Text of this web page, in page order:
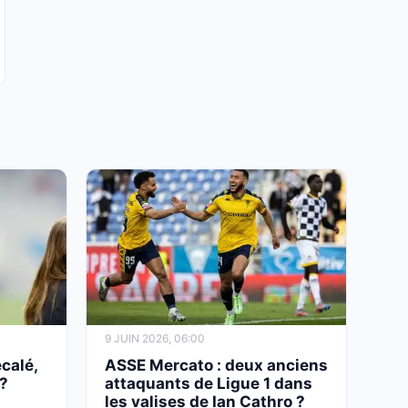
9 JUIN 2026, 06:00
ASSE Mercato : deux anciens
attaquants de Ligue 1 dans
les valises de Ian Cathro ?